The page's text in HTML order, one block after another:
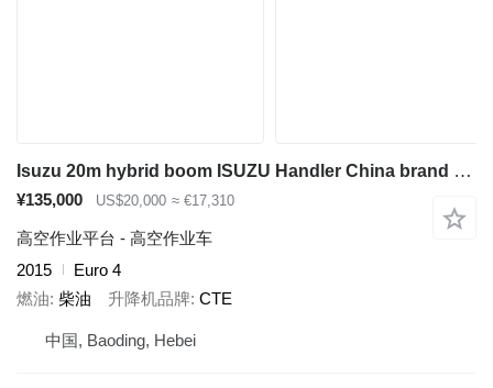
Isuzu 20m hybrid boom ISUZU Handler China brand upper aerial platform
¥135,000 US$20,000 ≈ €17,310
高空作业平台 - 高空作业车
2015
Euro 4
燃油 柴油 升降机品牌 CTE
中国, Baoding, Hebei